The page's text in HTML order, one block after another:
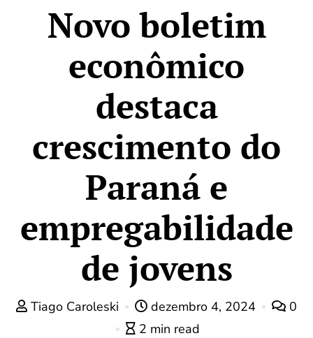
Novo boletim
econômico
destaca
crescimento do
Paraná e
empregabilidade
de jovens
Tiago Caroleski dezembro 4, 2024
0
2 min read